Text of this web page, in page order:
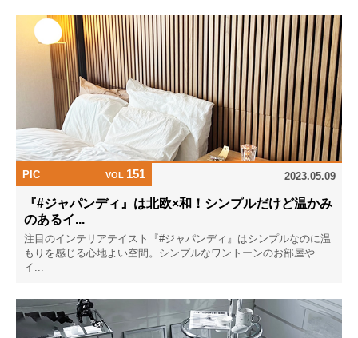
PIC VOL 151 2023.05.09
『#ジャパンディ』は北欧×和！シンプルだけど温かみ
のあるイ...
注目のインテリアテイスト『#ジャパンディ』はシンプルなのに温
もりを感じる心地よい空間。シンプルなワントーンのお部屋や
イ...